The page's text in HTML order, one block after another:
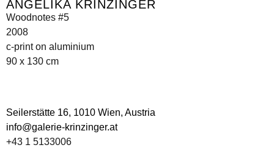
ANGELIKA KRINZINGER
Woodnotes #5
2008
c-print on aluminium
90 x 130 cm
Seilerstätte 16, 1010 Wien, Austria
info@galerie-krinzinger.at
+43 1 5133006